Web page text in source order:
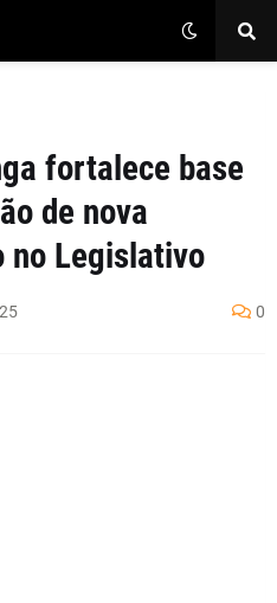
fortalece base
de nova
no Legislativo
0